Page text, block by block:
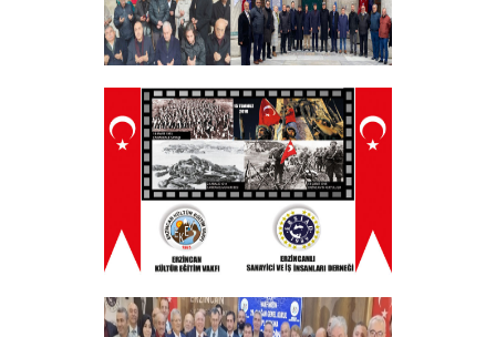
Tüm Şehitlerimizi Anma Programı
Düzenledik
+
ERZINCAN VE TÜM SEHITLERI ANMA
PROGRAMI